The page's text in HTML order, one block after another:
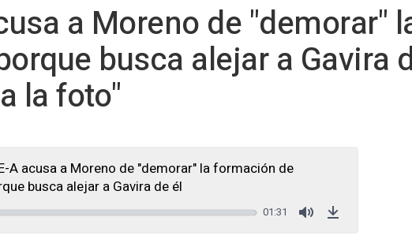
a Moreno de "demorar"
busca alejar a Gavira
la foto"
A acusa a Moreno de "demorar" la formación de
busca alejar a Gavira de él
01:31